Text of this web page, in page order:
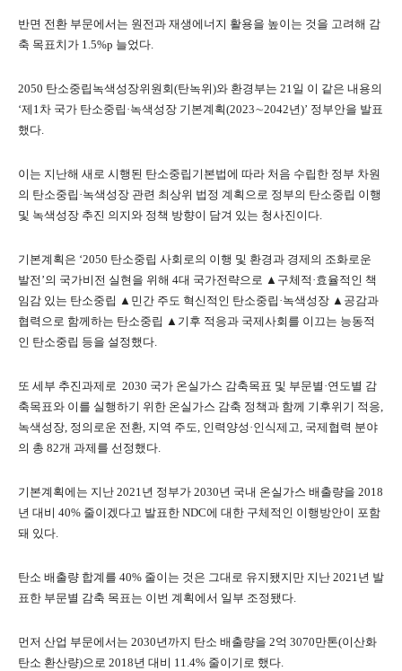
반면 전환 부문에서는 원전과 재생에너지 활용을 높이는 것을 고려해 감
축 목표치가 1.5%p 늘었다.
2050 탄소중립녹색성장위원회(탄녹위)와 환경부는 21일 이 같은 내용의
‘제1차 국가 탄소중립·녹색성장 기본계획(2023∼2042년)’ 정부안을 발표
했다.
이는 지난해 새로 시행된 탄소중립기본법에 따라 처음 수립한 정부 차원
의 탄소중립·녹색성장 관련 최상위 법정 계획으로 정부의 탄소중립 이행
및 녹색성장 추진 의지와 정책 방향이 담겨 있는 청사진이다.
기본계획은 ‘2050 탄소중립 사회로의 이행 및 환경과 경제의 조화로운
발전’의 국가비전 실현을 위해 4대 국가전략으로 ▲구체적·효율적인 책
임감 있는 탄소중립 ▲민간 주도 혁신적인 탄소중립·녹색성장 ▲공감과
협력으로 함께하는 탄소중립 ▲기후 적응과 국제사회를 이끄는 능동적
인 탄소중립 등을 설정했다.
또 세부 추진과제로 2030 국가 온실가스 감축목표 및 부문별·연도별 감
축목표와 이를 실행하기 위한 온실가스 감축 정책과 함께 기후위기 적응,
녹색성장, 정의로운 전환, 지역 주도, 인력양성·인식제고, 국제협력 분야
의 총 82개 과제를 선정했다.
기본계획에는 지난 2021년 정부가 2030년 국내 온실가스 배출량을 2018
년 대비 40% 줄이겠다고 발표한 NDC에 대한 구체적인 이행방안이 포함
돼 있다.
탄소 배출량 합계를 40% 줄이는 것은 그대로 유지됐지만 지난 2021년 발
표한 부문별 감축 목표는 이번 계획에서 일부 조정됐다.
먼저 산업 부문에서는 2030년까지 탄소 배출량을 2억 3070만톤(이산화
탄소 환산량)으로 2018년 대비 11.4% 줄이기로 했다.